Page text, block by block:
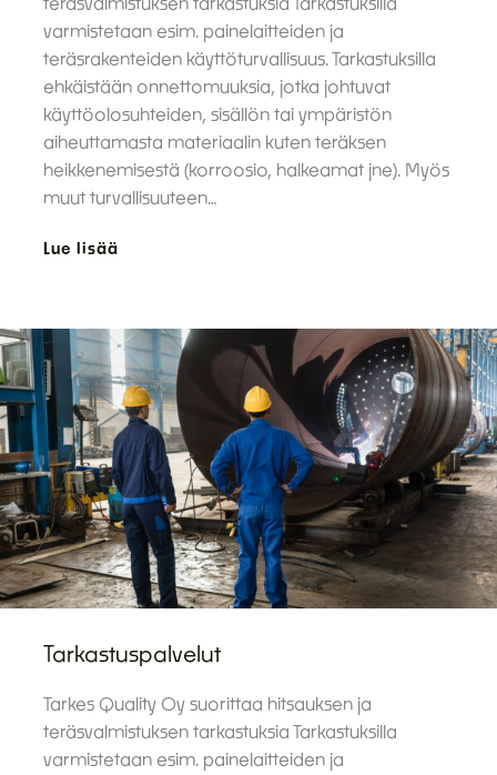
varmistetaan esim. painelaitteiden ja
teräsrakenteiden käyttöturvallisuus. Tarkastuksilla
ehkäistään onnettomuuksia, jotka johtuvat
käyttöolosuhteiden, sisällön tai ympäristön
aiheuttamasta materiaalin kuten teräksen
heikkenemisestä (korroosio, halkeamat jne). Myös
muut turvallisuuteen…
Lue lisää
Tarkastuspalvelut
Tarkes Quality Oy suorittaa hitsauksen ja
teräsvalmistuksen tarkastuksia Tarkastuksilla
varmistetaan esim. painelaitteiden ja